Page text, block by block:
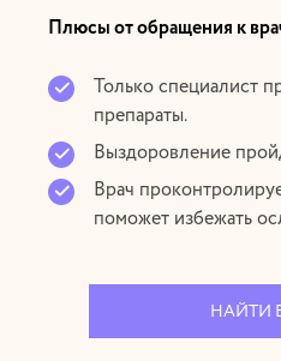
Плюсы от обращения к
Только специалист
препараты.
Выздоровление
Врач
поможет избежать
НАЙТИ